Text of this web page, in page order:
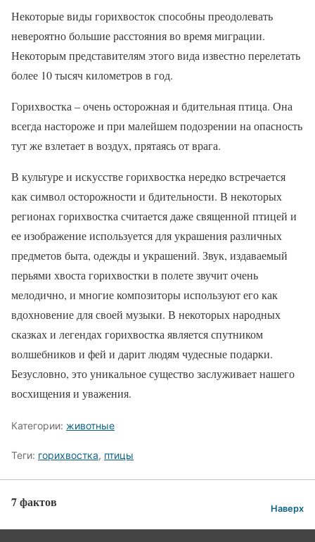
Некоторые виды горихвосток способны преодолевать
невероятно большие расстояния во время миграции.
Некоторым представителям этого вида известно перелетать
более 10 тысяч километров в год.
Горихвостка – очень осторожная и бдительная птица. Она
всегда настороже и при малейшем подозрении на опасность
тут же взлетает в воздух, прятаясь от врага.
В культуре и искусстве горихвостка нередко встречается
как символ осторожности и бдительности. В некоторых
регионах горихвостка считается даже священной птицей и
ее изображение используется для украшения различных
предметов быта, одежды и украшений. Звук, издаваемый
перьями хвоста горихвостки в полете звучит очень
мелодично, и многие композиторы используют его как
вдохновение для своей музыки. В некоторых народных
сказках и легендах горихвостка является спутником
волшебников и фей и дарит людям чудесные подарки.
Безусловно, это уникальное существо заслуживает нашего
восхищения и уважения.
Категории: животные
Теги: горихвостка, птицы
7 фактов Наверх